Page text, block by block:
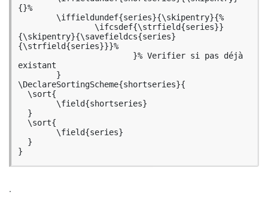
{}%
{\skipentry}{\savefieldcs{series}
{\strfield{series}}}%
existant
\DeclareSortingScheme{shortseries}{
}
.